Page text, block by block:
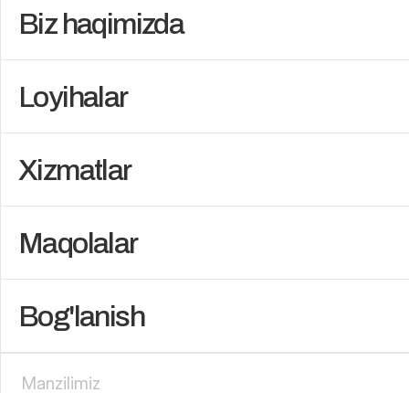
Biz haqimizda
Loyihalar
Xizmatlar
Maqolalar
Bog'lanish
Manzilimiz